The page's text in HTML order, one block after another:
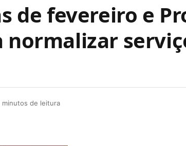
de fevereiro e
normalizar
minutos de leitura